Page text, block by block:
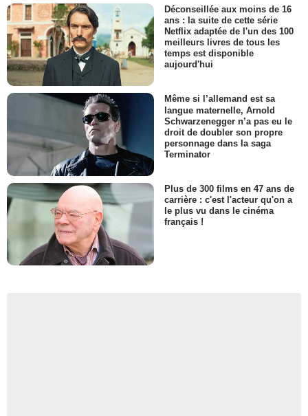
Déconseillée aux moins de 16
ans : la suite de cette série
Netflix adaptée de l'un des 100
meilleurs livres de tous les
temps est disponible
aujourd'hui
Même si l’allemand est sa
langue maternelle, Arnold
Schwarzenegger n’a pas eu le
droit de doubler son propre
personnage dans la saga
Terminator
Plus de 300 films en 47 ans de
carrière : c'est l'acteur qu'on a
le plus vu dans le cinéma
français !